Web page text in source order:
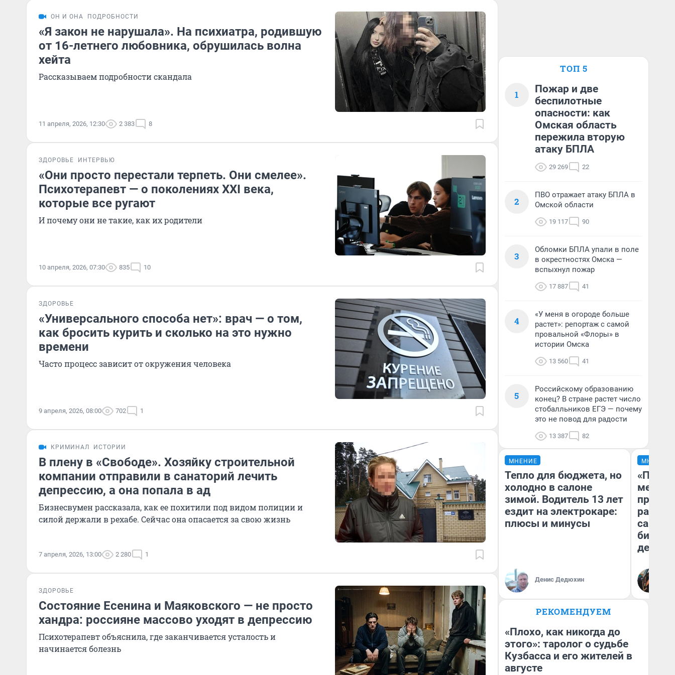
ОН И ОНА ПОДРОБНОСТИ
«Я закон не нарушала». На психиатра, родившую
от 16-летнего любовника, обрушилась волна
хейта
Рассказываем подробности скандала
11 апреля, 2026, 12:30 2 383 8
ЗДОРОВЬЕ ИНТЕРВЬЮ
«Они просто перестали терпеть. Они смелее».
Психотерапевт — о поколениях XXI века,
которые все ругают
И почему они не такие, как их родители
10 апреля, 2026, 07:30 835 10
ЗДОРОВЬЕ
«Универсального способа нет»: врач — о том,
как бросить курить и сколько на это нужно
времени
Часто процесс зависит от окружения человека
9 апреля, 2026, 08:00 702 1
КРИМИНАЛ ИСТОРИИ
В плену в «Свободе». Хозяйку строительной
компании отправили в санаторий лечить
депрессию, а она попала в ад
Бизнесвумен рассказала, как ее похитили под видом полиции и
силой держали в рехабе. Сейчас она опасается за свою жизнь
7 апреля, 2026, 13:00 2 280 1
ЗДОРОВЬЕ
Состояние Есенина и Маяковского — не просто
хандра: россияне массово уходят в депрессию
Психотерапевт объяснила, где заканчивается усталость и
начинается болезнь
ТОП 5
1
Пожар и две
беспилотные
опасности: как
Омская область
пережила вторую
атаку БПЛА
29 269 22
2
ПВО отражает атаку БПЛА в
Омской области
19 117 90
3
Обломки БПЛА упали в поле
в окрестностях Омска —
вспыхнул пожар
17 887 41
4
«У меня в огороде больше
растет»: репортаж с самой
провальной «Флоры» в
истории Омска
13 560 41
5
Российскому образованию
конец? В стране растет число
стобалльников ЕГЭ — почему
это не повод для радости
13 387 82
МНЕНИЕ
Тепло для бюджета, но
холодно в салоне
зимой. Водитель 13 лет
ездит на электрокаре:
плюсы и минусы
Денис Дедюхин
МНЕНИЕ
самом
РЕКОМЕНДУЕМ
«Плохо, как никогда до
этого»: таролог о судьбе
Кузбасса и его жителей в
августе